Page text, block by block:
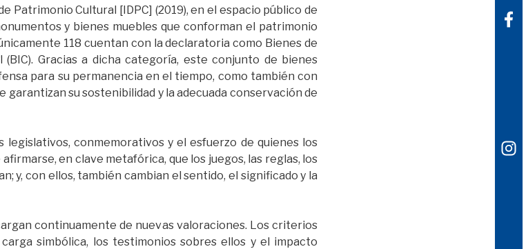
Patrimonio Cultural [IDPC] (2019), en el espacio público de
y bienes muebles que conforman el patrimonio
118 cuentan con la declaratoria como Bienes de
Gracias a dicha categoría, este conjunto de bienes
para su permanencia en el tiempo, como también con
garantizan su sostenibilidad y la adecuada conservación de
conmemorativos y el esfuerzo de quienes los
en clave metafórica, que los juegos, las reglas, los
y, con ellos, también cambian el sentido, el significado y la
continuamente de nuevas valoraciones. Los criterios
simbólica, los testimonios sobres ellos y el impacto